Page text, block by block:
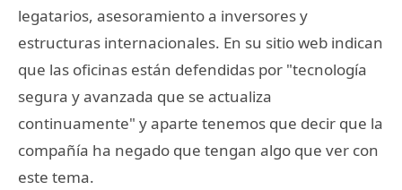
legatarios, asesoramiento a inversores y
estructuras internacionales. En su sitio web indican
que las oficinas están defendidas por "tecnología
segura y avanzada que se actualiza
continuamente" y aparte tenemos que decir que la
compañía ha negado que tengan algo que ver con
este tema.